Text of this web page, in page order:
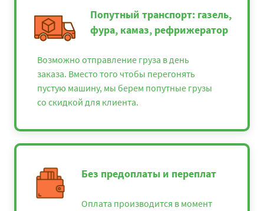
Попутный транспорт: газель,
фура, камаз, рефрижератор
Возможно отправление груза в день
заказа. Вместо того чтобы перегонять
пустую машину, мы берем попутные грузы
со скидкой для клиента.
Без предоплаты и переплат
Оплата производится в момент